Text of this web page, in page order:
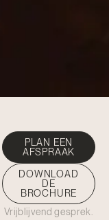
PLAN EEN
AFSPRAAK
DOWNLOAD
DE
BROCHURE
Vrijblijvend gesprek.